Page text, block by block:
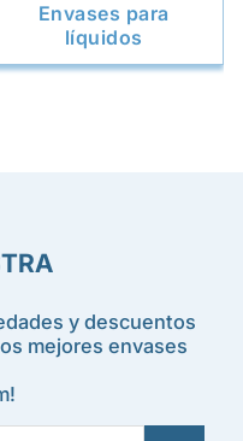
Envases para
líquidos
y descuentos
mejores envases